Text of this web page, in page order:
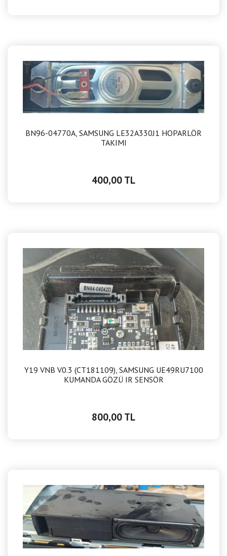
BN96-04770A, SAMSUNG LE32A330J1 HOPARLÖR
TAKIMI
400,00 TL
Y19 VNB V0.3 (CT181109), SAMSUNG UE49RU7100
KUMANDA GÖZÜ IR SENSÖR
800,00 TL